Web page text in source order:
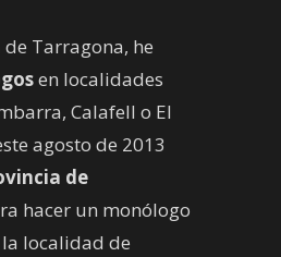
Tarragona, he
en localidades
Calafell o El
agosto de 2013
de
hacer un monólogo
localidad de